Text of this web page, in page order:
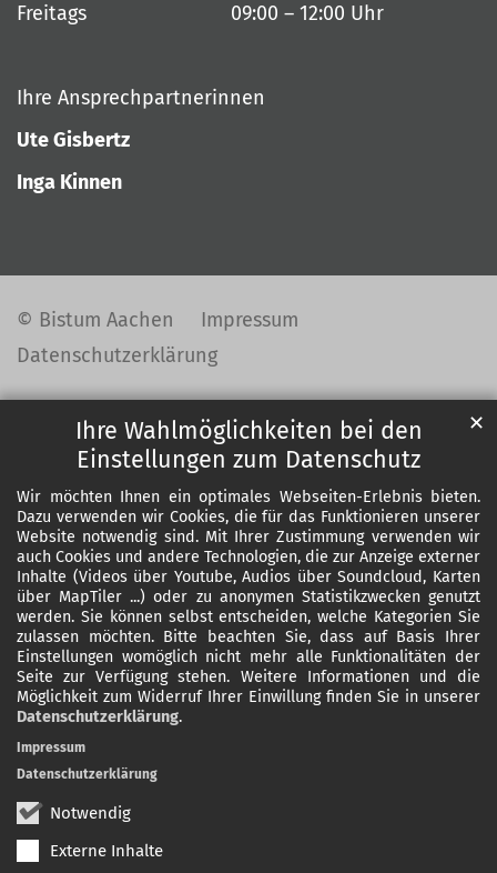
Ihre Wahlmöglichkeiten bei den
Einstellungen zum Datenschutz
Wir möchten Ihnen ein optimales Webseiten-Erlebnis bieten.
Dazu verwenden wir Cookies, die für das Funktionieren unserer
Website notwendig sind. Mit Ihrer Zustimmung verwenden wir
auch Cookies und andere Technologien, die zur Anzeige externer
Inhalte (Videos über Youtube, Audios über Soundcloud, Karten
über MapTiler ...) oder zu anonymen Statistikzwecken genutzt
werden. Sie können selbst entscheiden, welche Kategorien Sie
zulassen möchten. Bitte beachten Sie, dass auf Basis Ihrer
Einstellungen womöglich nicht mehr alle Funktionalitäten der
Seite zur Verfügung stehen. Weitere Informationen und die
Möglichkeit zum Widerruf Ihrer Einwillung finden Sie in unserer
Datenschutzerklärung.
Notwendig
Externe Inhalte
✕
Impressum
Datenschutzerklärung
Freitags 09:00 – 12:00 Uhr
Ihre Ansprechpartnerinnen
Ute Gisbertz
Inga Kinnen
© Bistum Aachen
Impressum
Datenschutzerklärung